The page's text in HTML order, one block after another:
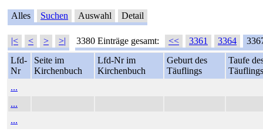
Alles Suchen Auswahl Detail
|< < > >| 3380 Einträge gesamt: << 3361 3364
Lfd-
Nr
Seite im
Kirchenbuch
Lfd-Nr im
Kirchenbuch
Geburt des
Täuflings
Taufe
Täuflings
...
...
...